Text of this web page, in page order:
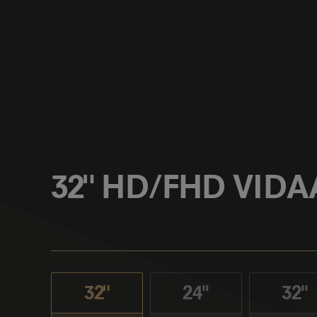
32" HD/FHD
32" 24'' 32''